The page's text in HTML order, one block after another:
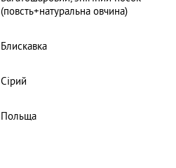
(повсть+натуральна овчина)
Блискавка
Сірий
Польща